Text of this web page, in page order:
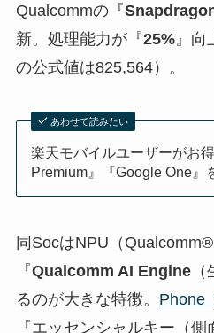
Qualcommの『
新。処理能力が『25%』向
の公式値は825,564）。
あわせて読みたい
楽天モバイルユーザーがお
Premium』『Google One』
同SocはNPU（
『Qualcomm AI Engine（
るのが大きな特徴。 Phone
『エッセンシャルキー（